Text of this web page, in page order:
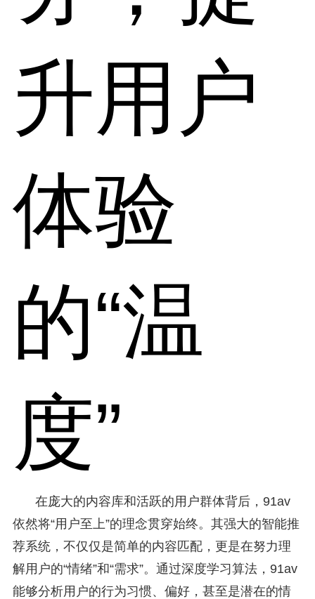
升用户
体验
的“温
度”
在庞大的内容库和活跃的用户群体背后，91av
依然将“用户至上”的理念贯穿始终。其强大的智能推
荐系统，不仅仅是简单的内容匹配，更是在努力理
解用户的“情绪”和“需求”。通过深度学习算法，91av
能够分析用户的行为习惯、偏好，甚至是潜在的情